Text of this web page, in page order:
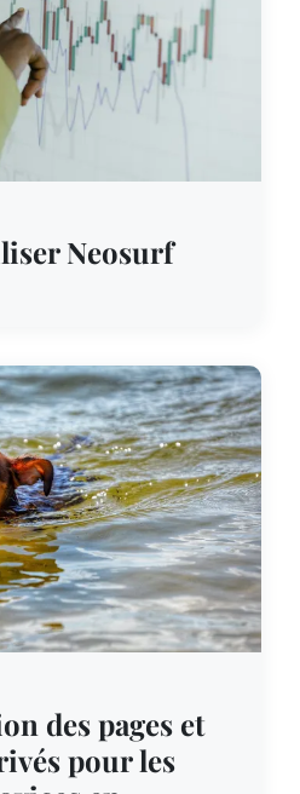
Neosurf
des pages et
pour les